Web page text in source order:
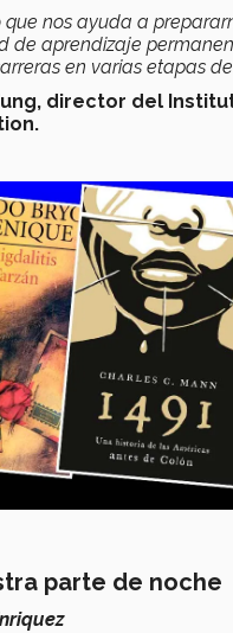
que nos ayuda a
de aprendizaje
en varias etapas
director del
parte de noche